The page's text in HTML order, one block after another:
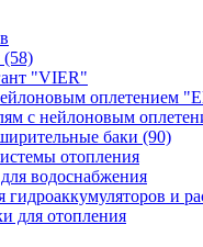
(58)
"VIER"
оплетением
с нейлоновым
баки (90)
отопления
водоснабжения
и
для отопления